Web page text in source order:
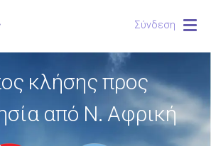
Σύνδεση
κλήσης προς
από Ν. Αφρική